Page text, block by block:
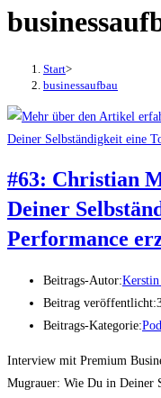
Start>
businessaufbau
#63: Christian
Deiner
Performance
Beitrags-Autor:
Beitrag veröffentlicht:
Beitrags-Kategorie:
Interview mit Premium
Mugrauer: Wie Du in Deiner